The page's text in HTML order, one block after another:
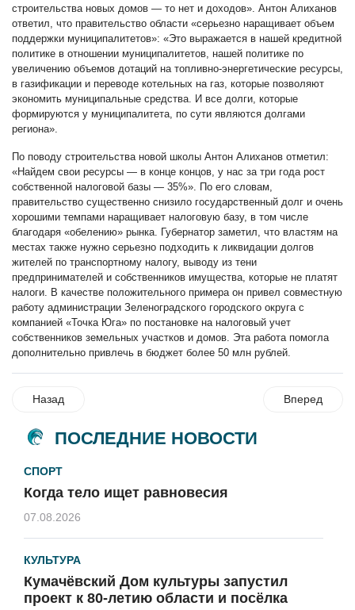
строительства новых домов — то нет и доходов». Антон Алиханов
ответил, что правительство области «серьезно наращивает объем
поддержки муниципалитетов»: «Это выражается в нашей кредитной
политике в отношении муниципалитетов, нашей политике по
увеличению объемов дотаций на топливно-энергетические ресурсы,
в газификации и переводе котельных на газ, которые позволяют
экономить муниципальные средства. И все долги, которые
формируются у муниципалитета, по сути являются долгами
региона».
По поводу строительства новой школы Антон Алиханов отметил:
«Найдем свои ресурсы — в конце концов, у нас за три года рост
собственной налоговой базы — 35%». По его словам,
правительство существенно снизило государственный долг и очень
хорошими темпами наращивает налоговую базу, в том числе
благодаря «обелению» рынка. Губернатор заметил, что властям на
местах также нужно серьезно подходить к ликвидации долгов
жителей по транспортному налогу, выводу из тени
предпринимателей и собственников имущества, которые не платят
налоги. В качестве положительного примера он привел совместную
работу администрации Зеленоградского городского округа с
компанией «Точка Юга» по постановке на налоговый учет
собственников земельных участков и домов. Эта работа помогла
дополнительно привлечь в бюджет более 50 млн рублей.
Назад Вперед
ПОСЛЕДНИЕ НОВОСТИ
СПОРТ
Когда тело ищет равновесия
07.08.2026
КУЛЬТУРА
Кумачёвский Дом культуры запустил
проект к 80-летию области и посёлка